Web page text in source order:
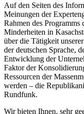
Auf den Seiten des
Meinungen der
Rahmen des Programms
Minderheiten in
über die Tätigkeit
der deutschen Sprache,
Entwicklung der
Faktor der
Ressourcen der
werden – die
Rundfunk.
Wir bieten Ihnen, sehr